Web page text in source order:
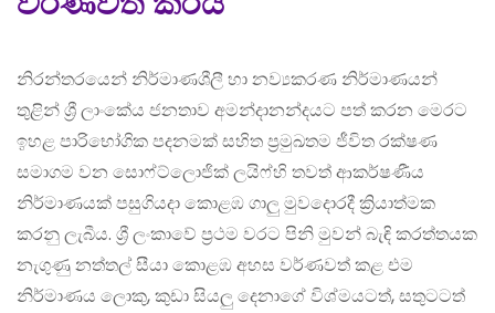
නිරන්තරයෙන් නිර්මාණශීලී හා නව්‍යකරණ නිර්මාණයන්
තුළින් ශ්‍රී ලාංකේය ජනතාව අමන්දානන්දයට පත් කරන මෙරට
ඉහළ පාරිභෝගික පදනමක් සහිත ප්‍රමුඛතම ජීවිත රක්ෂණ
සමාගම වන සොෆ්ට්ලොජික් ලයිෆ්හි තවත් ආකර්ෂණීය
නිර්මාණයක් පසුගියදා කොළඹ ගාලු මුවදොරදී ක්‍රියාත්මක
කරනු ලැබීය. ශ්‍රී ලංකාවේ ප්‍රථම වරට පිනි මුවන් බැඳි කරත්තයක
නැගුණු නත්තල් සීයා කොළඹ අහස වර්ණවත් කළ එම
නිර්මාණය ලොකු, කුඩා සියලු දෙනාගේ විශ්මයටත්, සතුටටත්